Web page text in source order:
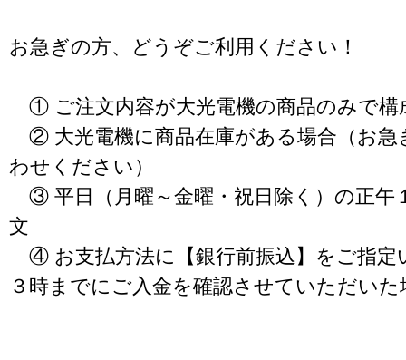
お急ぎの方、どうぞご利用ください！
① ご注文内容が大光電機の商品のみで構
② 大光電機に商品在庫がある場合（お急
わせください）
③ 平日（月曜～金曜・祝日除く）の正午
文
④ お支払方法に【銀行前振込】をご指定
３時までにご入金を確認させていただいた